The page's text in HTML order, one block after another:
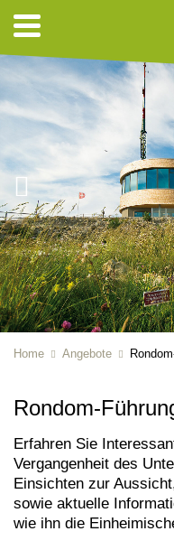
Home Angebote
Rondom-
Erfahren Sie
Vergangenheit des
Einsichten zur
sowie aktuelle
wie ihn die